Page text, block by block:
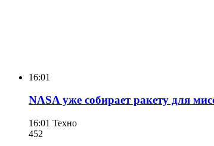
16:01
NASA уже собирает ракету для
16:01 Техно
452